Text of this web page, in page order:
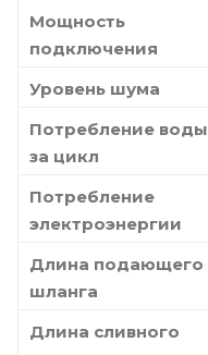
Мощность
подключения
Уровень шума
Потребление воды
за цикл
Потребление
электроэнергии
Длина подающего
шланга
Длина сливного